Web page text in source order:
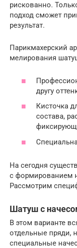
рискованно.
подход сможет
результат.
Парикмахерский
мелирования
другу
Кисточка
состава,
На сегодня
с формированием
Рассмотрим
Шатуш с
В этом варианте
отдельные пряди,
специальные